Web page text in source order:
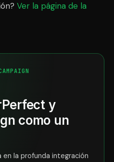
Ver la página de la
y
como un
en la profunda integración